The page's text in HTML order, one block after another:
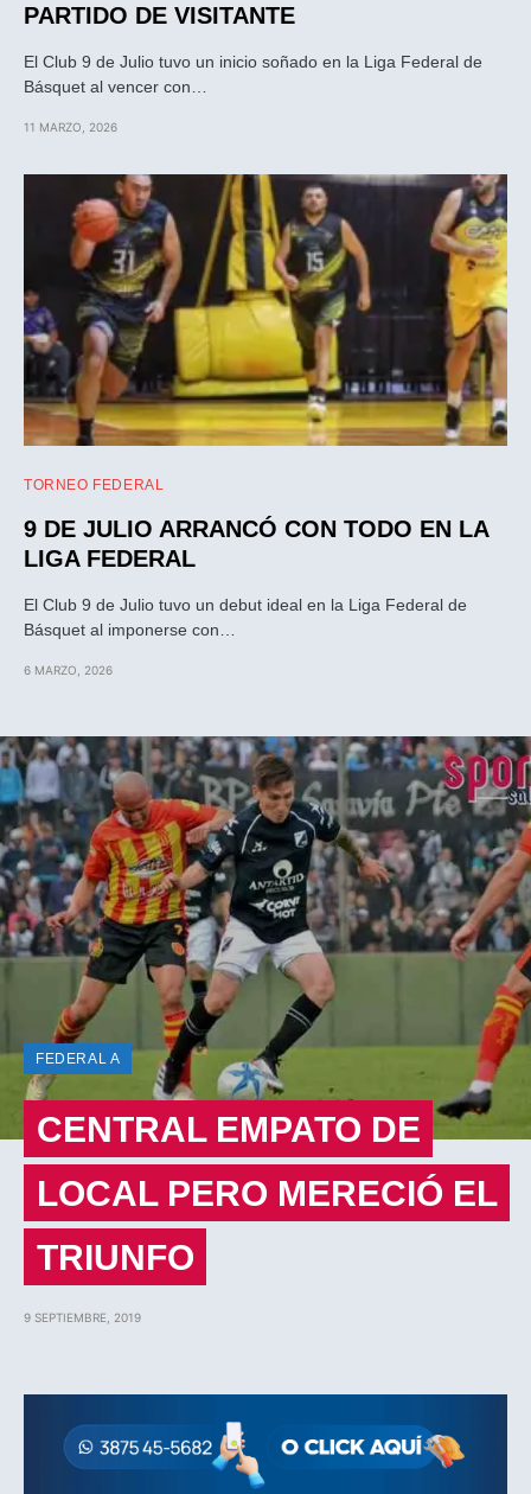
PARTIDO DE VISITANTE
El Club 9 de Julio tuvo un inicio soñado en la Liga Federal de
Básquet al vencer con…
11 MARZO, 2026
TORNEO FEDERAL
9 DE JULIO ARRANCÓ CON TODO EN LA
LIGA FEDERAL
El Club 9 de Julio tuvo un debut ideal en la Liga Federal de
Básquet al imponerse con…
6 MARZO, 2026
FEDERAL A
CENTRAL EMPATO DE
LOCAL PERO MERECIÓ EL
TRIUNFO
9 SEPTIEMBRE, 2019